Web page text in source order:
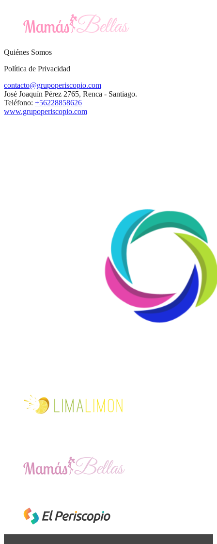
Quiénes Somos
Política de Privacidad
contacto@grupoperiscopio.com
José Joaquín Pérez 2765, Renca - Santiago.
Teléfono: +56228858626
www.grupoperiscopio.com